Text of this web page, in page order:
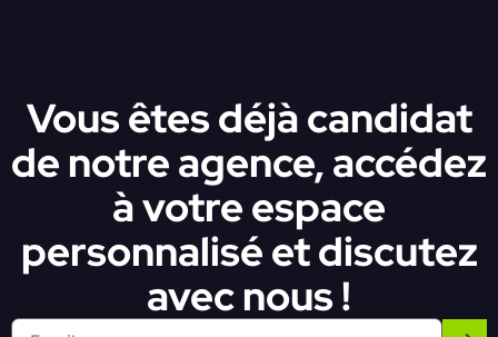
Vous êtes déjà candidat
de notre agence, accédez
à votre espace
personnalisé et discutez
avec nous !